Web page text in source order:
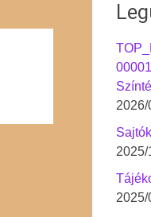
2026/
2025/
2025/